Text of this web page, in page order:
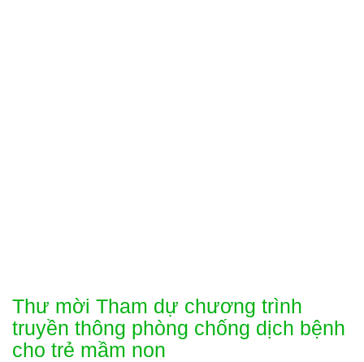
Thư mời Tham dự chương trình
truyền thông phòng chống dịch bệnh
cho trẻ mầm non